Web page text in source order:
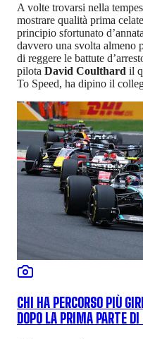
A volte trovarsi nella
mostrare qualità prima
principio sfortunato
davvero una svolta almeno
di reggere le battute
pilota David Coulthard il
To Speed, ha dipino il
CHI HA PERCORSO PIÙ
DOPO LA PRIMA PARTE